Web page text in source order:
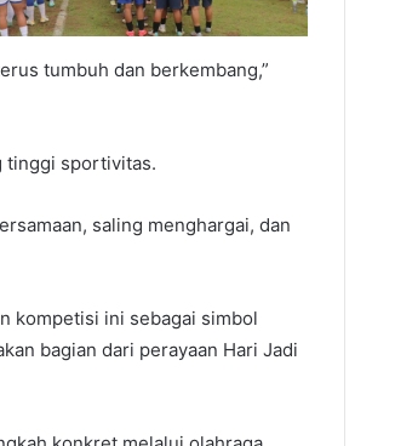
tumbuh dan berkembang,”
tinggi sportivitas.
saling menghargai, dan
kompetisi ini sebagai simbol
bagian dari perayaan Hari Jadi